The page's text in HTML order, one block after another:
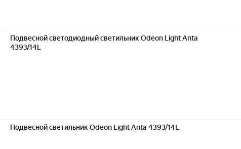
Подвесной светодиодный светильник Odeon Light Anta
4393/14L
Подвесной светильник Odeon Light Anta 4393/14L